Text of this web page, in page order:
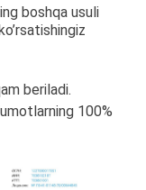
boshqa usuli
beriladi.
100%